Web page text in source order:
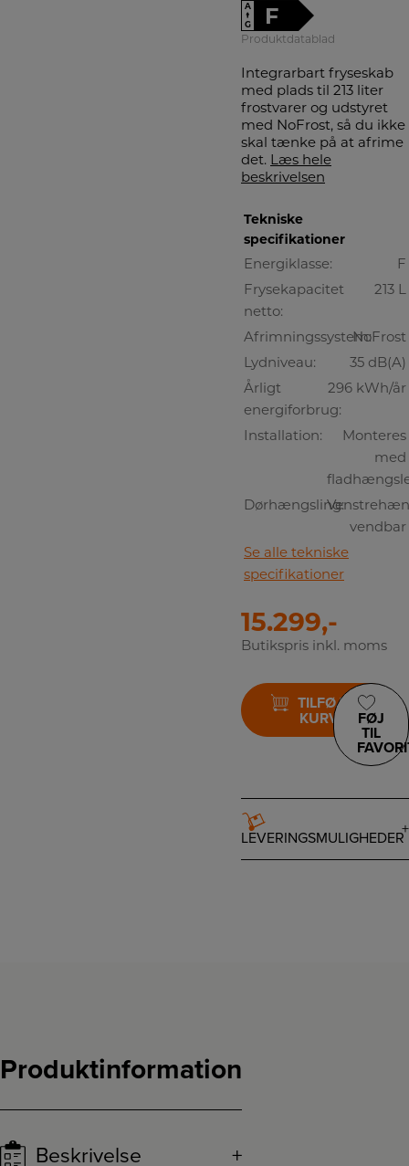
A
↑
G
F
Produktdatablad
Integrarbart fryseskab
med plads til 213 liter
frostvarer og udstyret
med NoFrost, så du ikke
skal tænke på at afrime
det. Læs hele
beskrivelsen
Tekniske
specifikationer
Energiklasse:
F
Frysekapacitet
netto:
213 L
Afrimningssystem:NoFrost
Lydniveau:
35 dB(A)
Årligt
energiforbrug:
296 kWh/år
Installation:
Monteres
med
Dørhængsling:
vendbar
Se alle tekniske
specifikationer
15.299,-
Butikspris inkl. moms
TILFØJ TIL
KURV
FØJ
TIL
LEVERINGSMULIGHEDER
Produktinformation
Beskrivelse